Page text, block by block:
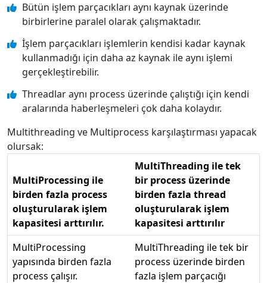
Bütün işlem parçacıkları aynı kaynak üzerinde
birbirlerine paralel olarak çalışmaktadır.
İşlem parçacıkları işlemlerin kendisi kadar kaynak
kullanmadığı için daha az kaynak ile aynı işlemi
gerçekleştirebilir.
Threadlar aynı process üzerinde çalıştığı için kendi
aralarında haberleşmeleri çok daha kolaydır.
Multithreading ve Multiprocess karşılaştırması yapacak
olursak:
MultiProcessing ile
birden fazla process
oluşturularak işlem
kapasitesi arttırılır.
MultiThreading ile tek
bir process üzerinde
birden fazla thread
oluşturularak işlem
kapasitesi arttırılır
MultiProcessing
yapısında birden fazla
process çalışır.
MultiThreading ile tek bir
process üzerinde birden
fazla işlem parçacığı